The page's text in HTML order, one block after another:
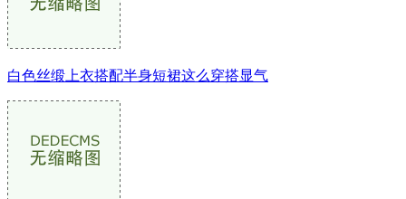
白色丝缎上衣搭配半身短裙这么穿搭显气